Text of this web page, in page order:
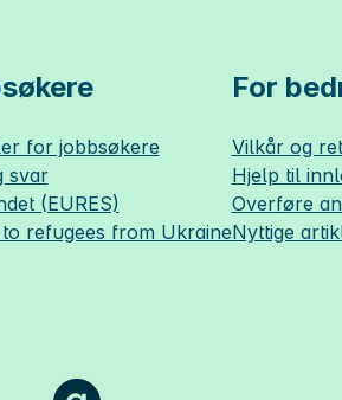
for jobbsøkere
svar
(EURES)
refugees from Ukraine
For
Vilkår og
Hjelp til
Overføre
Nyttige